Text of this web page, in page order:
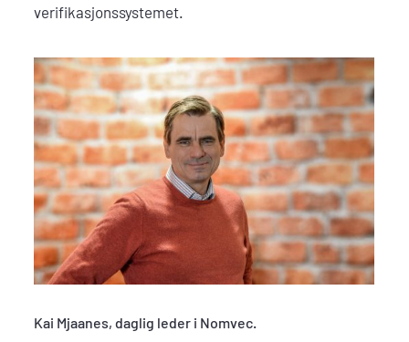
verifikasjonssystemet.
Kai Mjaanes, daglig leder i Nomvec.